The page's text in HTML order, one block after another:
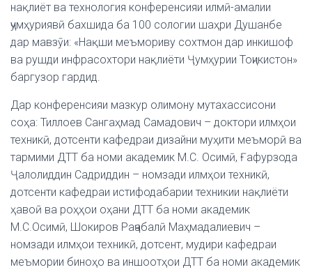
нақлиёт ва технология конференсияи илмӣ-амалии
ҷумҳуриявӣ бахшида ба 100 сологии шаҳри Душанбе
дар мавзӯи: «Нақши меъмориву сохтмон дар инкишоф
ва рушди инфрасохтори нақлиёти Ҷумҳурии Тоҷикистон»
баргузор гардид.
Дар конференсияи мазкур олимону мутахассисони
соҳа: Тиллоев Сангаҳмад Самадович – доктори илмҳои
техникӣ, дотсенти кафедраи дизайни муҳити меъморӣ ва
тармими ДТТ ба номи академик М.С. Осимӣ, Ғафурзода
Ҷалолиддин Садриддин – номзади илмҳои техникӣ,
дотсенти кафедраи истифодабарии техникии нақлиёти
ҳавоӣ ва роҳҳои оҳани ДТТ ба номи академик
М.С.Осимӣ, Шокиров Раҷабалӣ Маҳмадалиевич –
номзади илмҳои техникӣ, дотсент, мудири кафедраи
меъмории биноҳо ва иншоотҳои ДТТ ба номи академик